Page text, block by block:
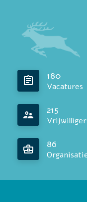
180
Vacatures
215
86